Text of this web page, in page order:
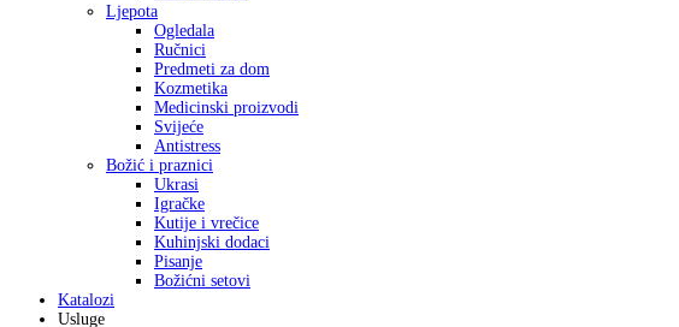
Ljepota
Ogledala
Ručnici
Predmeti za dom
Kozmetika
Medicinski proizvodi
Svijeće
Antistress
Božić i praznici
Ukrasi
Igračke
Kutije i vrečice
Kuhinjski dodaci
Pisanje
Božićni setovi
Katalozi
Usluge